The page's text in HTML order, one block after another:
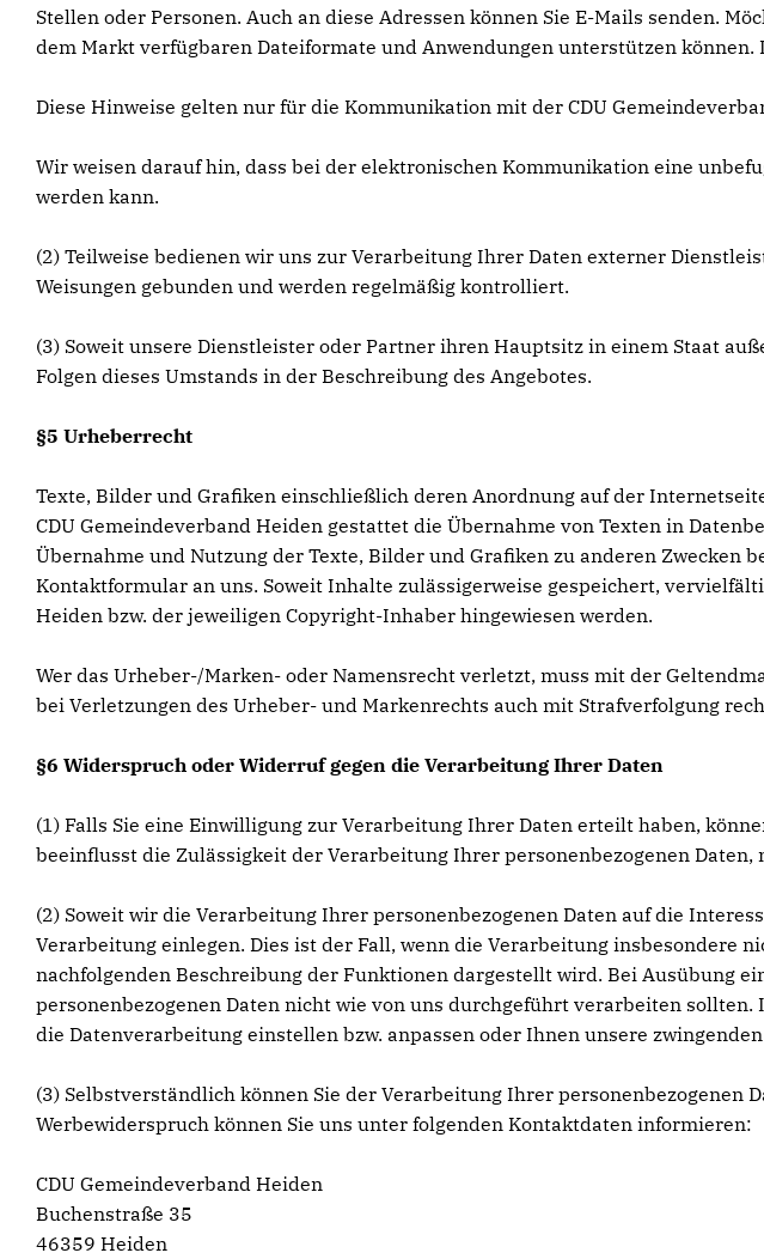
Stellen oder Personen. Auch an diese Adressen können Sie E-Mails senden.
dem Markt verfügbaren Dateiformate und Anwendungen unterstützen
Diese Hinweise gelten nur für die Kommunikation mit der CDU
Wir weisen darauf hin, dass bei der elektronischen Kommunikation eine
werden kann.
(2) Teilweise bedienen wir uns zur Verarbeitung Ihrer Daten externer
Weisungen gebunden und werden regelmäßig kontrolliert.
(3) Soweit unsere Dienstleister oder Partner ihren Hauptsitz in einem Staat
Folgen dieses Umstands in der Beschreibung des Angebotes.
§5 Urheberrecht
Texte, Bilder und Grafiken einschließlich deren Anordnung auf der
CDU Gemeindeverband Heiden gestattet die Übernahme von Texten in
Übernahme und Nutzung der Texte, Bilder und Grafiken zu anderen
Kontaktformular an uns. Soweit Inhalte zulässigerweise gespeichert,
Heiden bzw. der jeweiligen Copyright-Inhaber hingewiesen werden.
Wer das Urheber-/Marken- oder Namensrecht verletzt, muss mit der
bei Verletzungen des Urheber- und Markenrechts auch mit Strafverfolgung
§6 Widerspruch oder Widerruf gegen die Verarbeitung Ihrer Daten
(1) Falls Sie eine Einwilligung zur Verarbeitung Ihrer Daten erteilt haben,
beeinflusst die Zulässigkeit der Verarbeitung Ihrer personenbezogenen Daten,
(2) Soweit wir die Verarbeitung Ihrer personenbezogenen Daten auf die
Verarbeitung einlegen. Dies ist der Fall, wenn die Verarbeitung insbesondere
nachfolgenden Beschreibung der Funktionen dargestellt wird. Bei Ausübung
personenbezogenen Daten nicht wie von uns durchgeführt verarbeiten
die Datenverarbeitung einstellen bzw. anpassen oder Ihnen unsere
(3) Selbstverständlich können Sie der Verarbeitung Ihrer
Werbewiderspruch können Sie uns unter folgenden Kontaktdaten informieren:
CDU Gemeindeverband Heiden
Buchenstraße 35
46359 Heiden